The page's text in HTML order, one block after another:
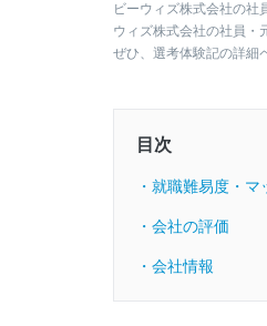
ビーウィズ株式会社の社
ウィズ株式会社の社員・
ぜひ、選考体験記の詳細
目次
・就職難易度・マ
・会社の評価
・会社情報